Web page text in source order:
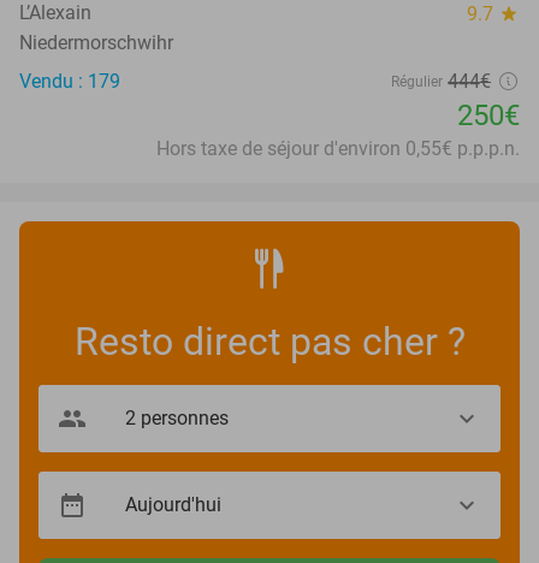
L’Alexain 9.7 star
Niedermorschwihr
Vendu : 179
Régulier 444€
250€
Hors taxe de séjour d'environ 0,55€ p.p.p.n.
Resto direct pas cher ?